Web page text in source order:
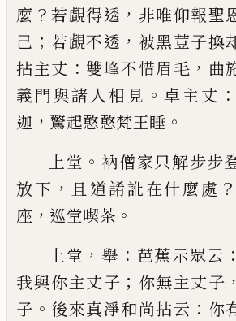
麼 ？若覰得透 ， 非唯仰報聖
己 ； 若覰不透 ， 被黑荳子換
拈主丈 ： 雙峰不惜眉毛 ， 曲
義門與諸人相見 。卓主丈 ：
迦 ， 驚起憨憨梵王睡 。
上堂 。 衲僧家只解步步
放下 ， 且道誵訛在什麼處 ？
座 ， 巡堂喫茶 。
上堂 ， 舉 ： 芭蕉示眾云 ：
我與你主丈子 ； 你無主丈子 ，
子 。 後來真淨和尚拈云 ： 你